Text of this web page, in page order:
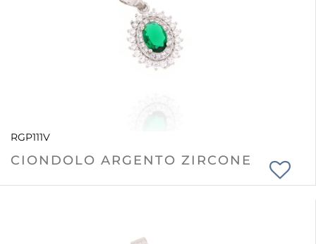
RGP111V
CIONDOLO ARGENTO ZIRCONE